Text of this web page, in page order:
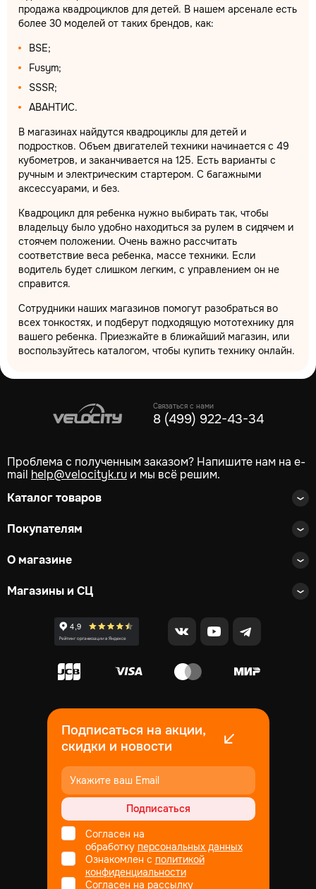
продажа квадроциклов для детей. В нашем арсенале есть
более 30 моделей от таких брендов, как:
BSE;
Fusym;
SSSR;
АВАНТИС.
В магазинах найдутся квадроциклы для детей и
подростков. Объем двигателей техники начинается с 49
кубометров, и заканчивается на 125. Есть варианты с
ручным и электрическим стартером. С багажными
аксессуарами, и без.
Квадроцикл для ребенка нужно выбирать так, чтобы
владельцу было удобно находиться за рулем в сидячем и
стоячем положении. Очень важно рассчитать
соответствие веса ребенка, массе техники. Если
водитель будет слишком легким, с управлением он не
справится.
Сотрудники наших магазинов помогут разобраться во
всех тонкостях, и подберут подходящую мототехнику для
вашего ребенка. Приезжайте в ближайший магазин, или
воспользуйтесь каталогом, чтобы купить технику онлайн.
Связаться с нами
8 (499) 922-43-34
Проблема с полученным заказом? Напишите нам на e-
mail help@velocityk.ru и мы всё решим.
Каталог товаров
Покупателям
О магазине
Магазины и СЦ
Подписаться на акции,
скидки и новости
Подписаться
Согласен на
обработку персональных данных
Ознакомлен с политикой
конфиденциальности
Согласен на рассылку